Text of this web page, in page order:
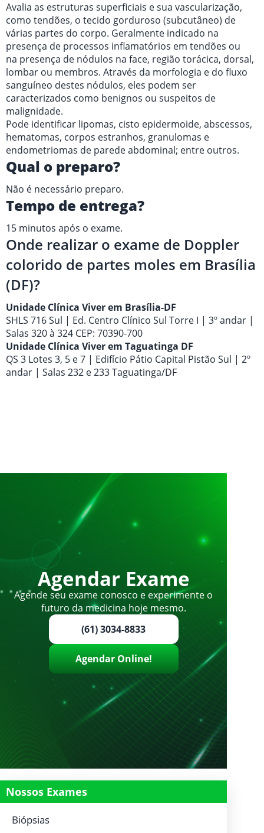
Avalia as estruturas superficiais e sua vascularização,
como tendões, o tecido gorduroso (subcutâneo) de
várias partes do corpo. Geralmente indicado na
presença de processos inflamatórios em tendões ou
na presença de nódulos na face, região torácica, dorsal,
lombar ou membros. Através da morfologia e do fluxo
sanguíneo destes nódulos, eles podem ser
caracterizados como benignos ou suspeitos de
malignidade.
Pode identificar lipomas, cisto epidermoide, abscessos,
hematomas, corpos estranhos, granulomas e
endometriomas de parede abdominal; entre outros.
Qual o preparo?
Não é necessário preparo.
Tempo de entrega?
15 minutos após o exame.
Onde realizar o exame de Doppler
colorido de partes moles em Brasília
(DF)?
Unidade Clínica Viver em Brasília-DF
SHLS 716 Sul | Ed. Centro Clínico Sul Torre I | 3º andar |
Salas 320 à 324 CEP: 70390-700
Unidade Clínica Viver em Taguatinga DF
QS 3 Lotes 3, 5 e 7 | Edifício Pátio Capital Pistão Sul | 2º
andar | Salas 232 e 233 Taguatinga/DF
Agendar Exame
Agende seu exame conosco e experimente o
futuro da medicina hoje mesmo.
(61) 3034-8833
Agendar Online!
Nossos Exames
Biópsias